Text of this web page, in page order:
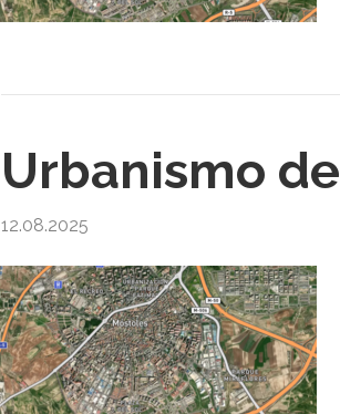
Urbanismo
12.08.2025